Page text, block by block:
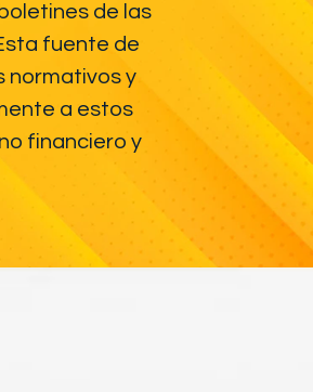
de las
fuente de
normativos y
a estos
financiero y